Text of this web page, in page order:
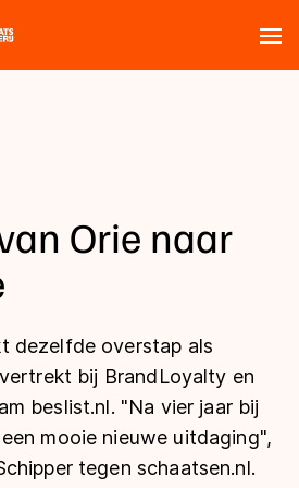
Orie naar
dezelfde overstap als
bij BrandLoyalty en
beslist.nl. "Na vier jaar bij
mooie nieuwe uitdaging",
tegen schaatsen.nl.